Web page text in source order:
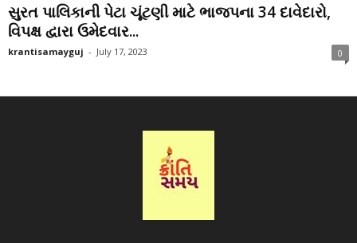
સુરત પાલિકાની પેટા ચૂંટણી માટે ભાજપના 34 દાવેદારો,
વિપક્ષ દ્વારા ઉમેદવાર...
krantisamayguj - July 17, 2023 0